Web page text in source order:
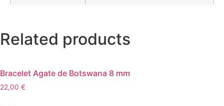
Related products
Bracelet Agate de Botswana 8 mm
22,00 €